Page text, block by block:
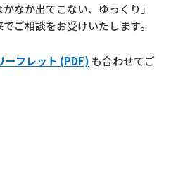
なか出てこない、ゆっくり」
ご相談をお受けいたします。
ーフレット (PDF) も合わせてご